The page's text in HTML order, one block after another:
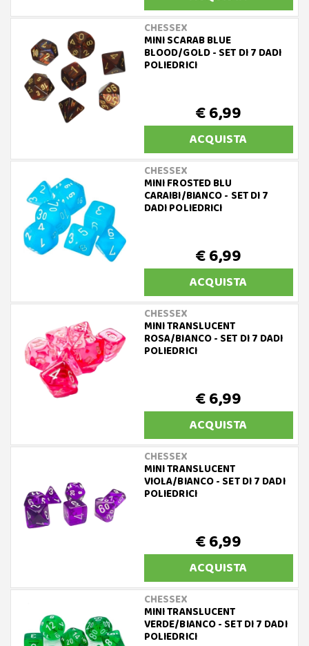
CHESSEX
MINI SCARAB BLUE
BLOOD/GOLD - SET DI 7 DADI
POLIEDRICI
€ 6,99
ACQUISTA
CHESSEX
MINI FROSTED BLU
CARAIBI/BIANCO - SET DI 7
DADI POLIEDRICI
€ 6,99
ACQUISTA
CHESSEX
MINI TRANSLUCENT
ROSA/BIANCO - SET DI 7 DADI
POLIEDRICI
€ 6,99
ACQUISTA
CHESSEX
MINI TRANSLUCENT
VIOLA/BIANCO - SET DI 7 DADI
POLIEDRICI
€ 6,99
ACQUISTA
CHESSEX
MINI TRANSLUCENT
VERDE/BIANCO - SET DI 7 DADI
POLIEDRICI